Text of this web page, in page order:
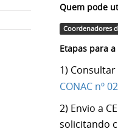
Quem pode
Coordenadores
Etapas para
1)
CONAC nº
2) Envio a
solicitando